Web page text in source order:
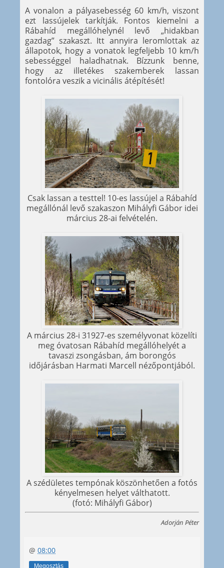
A vonalon a pályasebesség 60 km/h, viszont
ezt lassújelek tarkítják. Fontos kiemelni a
Rábahíd megállóhelynél levő „hidakban
gazdag” szakaszt. Itt annyira leromlottak az
állapotok, hogy a vonatok legfeljebb 10 km/h
sebességgel haladhatnak. Bízzunk benne,
hogy az illetékes szakemberek lassan
fontolóra veszik a vicinális átépítését!
Csak lassan a testtel! 10-es lassújel a Rábahíd
megállónál levő szakaszon Mihályfi Gábor idei
március 28-ai felvételén.
A március 28-i 31927-es személyvonat közelíti
meg óvatosan Rábahíd megállóhelyét a
tavaszi zsongásban, ám borongós
időjárásban Harmati Marcell nézőpontjából.
A szédületes tempónak köszönhetően a fotós
kényelmesen helyet válthatott.
(fotó: Mihályfi Gábor)
Adorján Péter
@ 08:00
Megosztás